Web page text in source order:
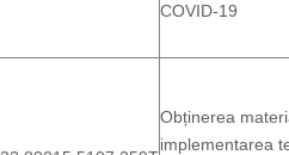
COVID-19
Obținerea
implementarea